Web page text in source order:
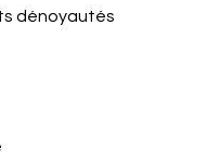
dénoyautés